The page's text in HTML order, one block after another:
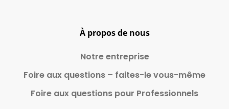
À propos de nous
Notre entreprise
Foire aux questions – faites-le vous-même
Foire aux questions pour Professionnels